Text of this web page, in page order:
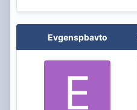
Evgenspbavto